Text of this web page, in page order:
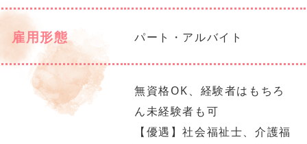
雇用形態 パート・アルバイト
無資格OK、経験者はもちろ
ん未経験者も可
【優遇】社会福祉士、介護福